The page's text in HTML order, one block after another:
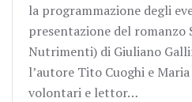
la programmazione degli
presentazione del romanzo
Nutrimenti) di Giuliano
l’autore Tito Cuoghi e
volontari e lettor…